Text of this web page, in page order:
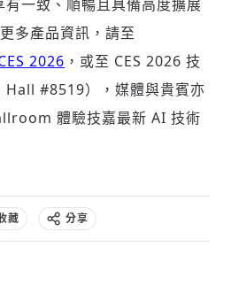
一致、順暢且具備高度擴展
多產品資訊，請至
2026 ，或至 CES 2026 技
#8519），媒體與貴賓亦
體驗技嘉最新 AI 技術
藏 分享